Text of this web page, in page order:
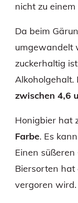
nicht zu
Da beim
umgewandelt
zuckerhaltig
Alkoholgehalt.
zwischen 4,6
Honigbier hat
Farbe. Es
Einen
Biersorten hat
vergoren wird.